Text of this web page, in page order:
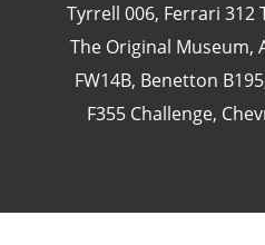
Tyrrell 006, Ferrari 312
The Original Museum,
FW14B, Benetton B195
F355 Challenge,